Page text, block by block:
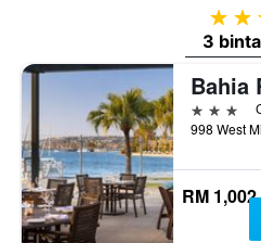
3
3
3 bintang
RM 1,002